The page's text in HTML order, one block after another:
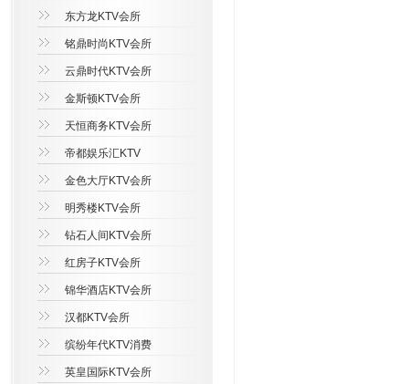
东方龙KTV会所
铭鼎时尚KTV会所
云鼎时代KTV会所
金斯顿KTV会所
天恒商务KTV会所
帝都娱乐汇KTV
金色大厅KTV会所
明秀楼KTV会所
钻石人间KTV会所
红房子KTV会所
锦华酒店KTV会所
汉都KTV会所
缤纷年代KTV消费
英皇国际KTV会所